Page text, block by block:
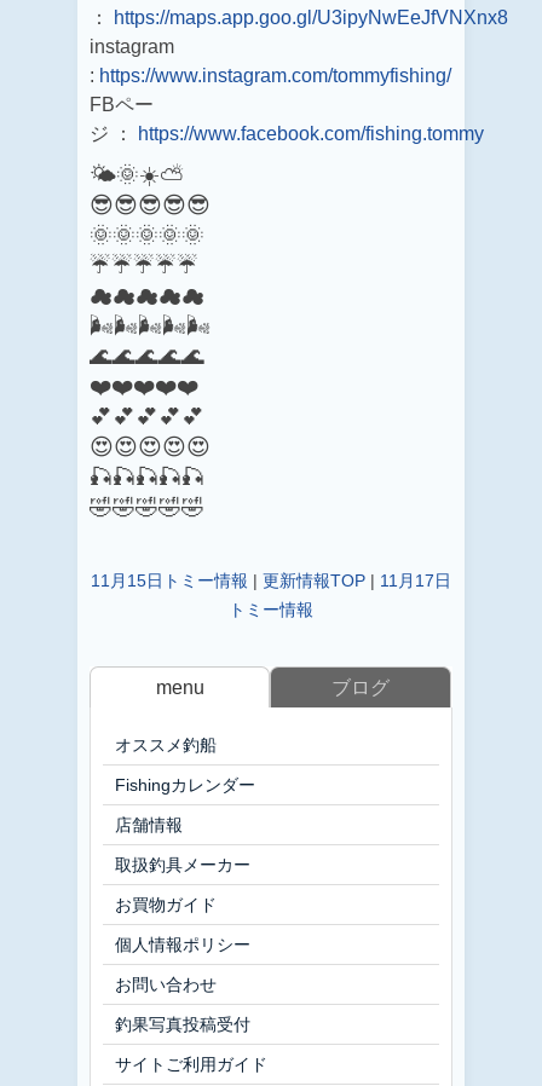
：
https://maps.app.goo.gl/U3ipyNwEeJfVNXnx8
instagram
: https://www.instagram.com/tommyfishing/
FBペー
ジ ：
https://www.facebook.com/fishing.tommy
🌤️🌞☀️⛅
😎😎😎😎😎
🌞🌞🌞🌞🌞
☔☔☔☔☔
☁☁☁☁☁
🌬️🌬️🌬️🌬️🌬️
🌊🌊🌊🌊🌊
❤️❤️❤️❤️❤️
💕💕💕💕💕
😍😍😍😍😍
🎣🎣🎣🎣🎣
🤣🤣🤣🤣🤣
11月15日トミー情報 | 更新情報TOP | 11月17日
トミー情報
menu ブログ
オススメ釣船
Fishingカレンダー
店舗情報
取扱釣具メーカー
お買物ガイド
個人情報ポリシー
お問い合わせ
釣果写真投稿受付
サイトご利用ガイド